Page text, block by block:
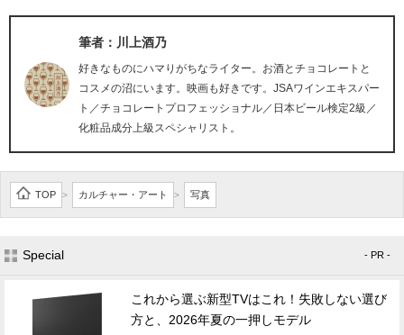
筆者：川上酒乃
好きなものにハマりがちなライター。お酒とチョコレートと
コスメの沼にいます。映画も好きです。JSAワインエキスパー
ト／チョコレートプロフェッショナル／日本ビール検定2級／
化粧品成分上級スペシャリスト。
TOP > カルチャー・アート > 写真
Special - PR -
これから選ぶ新型TVはこれ！失敗しない選び
方と、2026年夏の一押しモデル